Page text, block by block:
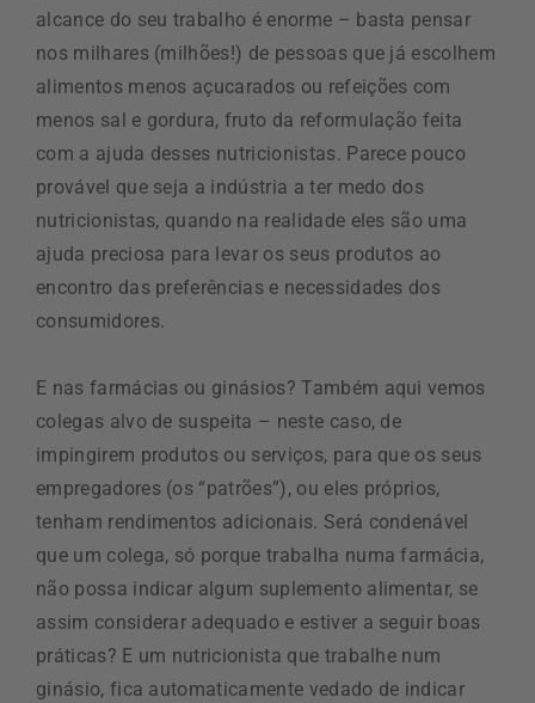
alcance do seu trabalho é enorme – basta pensar
nos milhares (milhões!) de pessoas que já escolhem
alimentos menos açucarados ou refeições com
menos sal e gordura, fruto da reformulação feita
com a ajuda desses nutricionistas. Parece pouco
provável que seja a indústria a ter medo dos
nutricionistas, quando na realidade eles são uma
ajuda preciosa para levar os seus produtos ao
encontro das preferências e necessidades dos
consumidores.
E nas farmácias ou ginásios? Também aqui vemos
colegas alvo de suspeita – neste caso, de
impingirem produtos ou serviços, para que os seus
empregadores (os “patrões”), ou eles próprios,
tenham rendimentos adicionais. Será condenável
que um colega, só porque trabalha numa farmácia,
não possa indicar algum suplemento alimentar, se
assim considerar adequado e estiver a seguir boas
práticas? E um nutricionista que trabalhe num
ginásio, fica automaticamente vedado de indicar